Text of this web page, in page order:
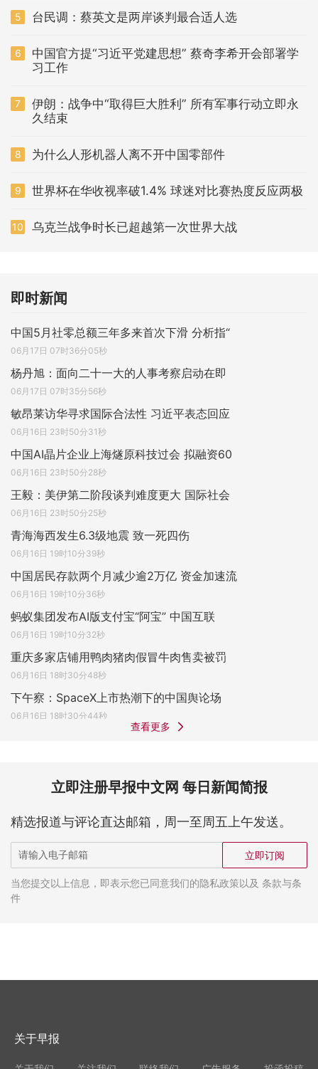
5 台民调：蔡英文是两岸谈判最合适人选
6
中国官方提“习近平党建思想” 蔡奇李希开会部署学
习工作
7
伊朗：战争中“取得巨大胜利” 所有军事行动立即永
久结束
8 为什么人形机器人离不开中国零部件
9 世界杯在华收视率破1.4% 球迷对比赛热度反应两极
10 乌克兰战争时长已超越第一次世界大战
即时新闻
中国5月社零总额三年多来首次下滑 分析指“
06月17日 07时36分05秒
杨丹旭：面向二十一大的人事考察启动在即
06月17日 07时35分56秒
敏昂莱访华寻求国际合法性 习近平表态回应
06月16日 23时50分31秒
中国AI晶片企业上海燧原科技过会 拟融资60
06月16日 23时50分28秒
王毅：美伊第二阶段谈判难度更大 国际社会
06月16日 23时50分25秒
青海海西发生6.3级地震 致一死四伤
06月16日 19时10分39秒
中国居民存款两个月减少逾2万亿 资金加速流
06月16日 19时10分36秒
蚂蚁集团发布AI版支付宝“阿宝” 中国互联
06月16日 19时10分32秒
重庆多家店铺用鸭肉猪肉假冒牛肉售卖被罚
06月16日 18时30分48秒
下午察：SpaceX上市热潮下的中国舆论场
06月16日 18时30分44秒
查看更多
立即注册早报中文网 每日新闻简报
精选报道与评论直达邮箱，周一至周五上午发送。
立即订阅
当您提交以上信息，即表示您已同意我们的隐私政策以及 条款与条
件
关于早报